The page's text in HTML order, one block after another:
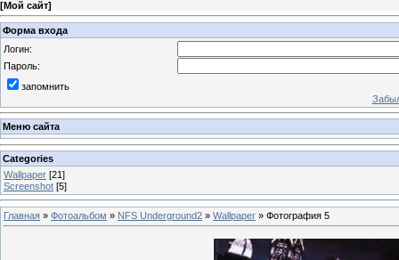
[Мой сайт]
Форма входа
Логин:
Пароль:
запомнить
Меню сайта
Categories
Wallpaper [21]
Screenshot [5]
Главная » Фотоальбом » NFS Underground2 » Wallpaper » Фотография 5